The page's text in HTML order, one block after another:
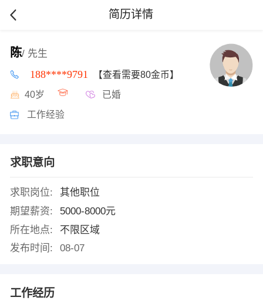
简历详情
陈/ 先生
188****9791 【查看需要80金币】
40岁 已婚
工作经验
求职意向
求职岗位:
其他职位
期望薪资:
5000-8000元
所在地点:
不限区域
发布时间:
08-07
工作经历